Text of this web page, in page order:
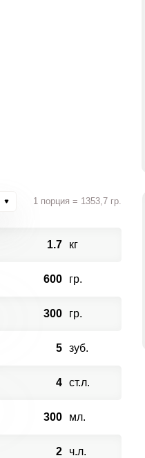
1 порция = 1353,7 гр.
1.7 кг
600 гр.
300 гр.
5 зуб.
4 ст.л.
300 мл.
2 ч.л.